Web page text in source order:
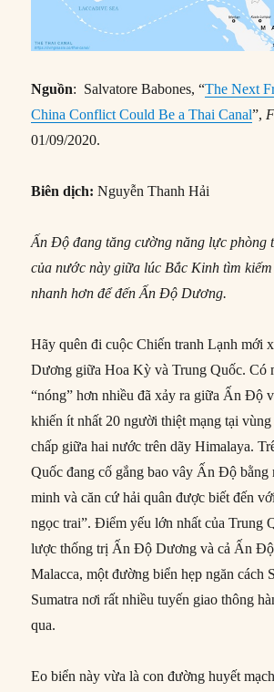
Nguồn: Salvatore Babones, “The Next
China Conflict Could Be a Thai Canal”,
01/09/2020.
Biên dịch: Nguyễn Thanh Hải
Ấn Độ đang tăng cường năng lực phòng
của nước này giữa lúc Bắc Kinh tìm
nhanh hơn để đến Ấn Độ Dương.
Hãy quên đi cuộc Chiến tranh Lạnh mới
Dương giữa Hoa Kỳ và Trung Quốc. Có
“nóng” hơn nhiều đã xảy ra giữa Ấn Độ
khiến ít nhất 20 người thiệt mạng tại
chấp giữa hai nước trên dãy Himalaya.
Quốc đang cố gắng bao vây Ấn Độ bằng
minh và căn cứ hải quân được biết đến
ngọc trai”. Điểm yếu lớn nhất của Trung
lược thống trị Ấn Độ Dương và cả Ấn Độ
Malacca, một đường biển hẹp ngăn cách
Sumatra nơi rất nhiều tuyến giao thông
qua.
Eo biển này vừa là con đường huyết